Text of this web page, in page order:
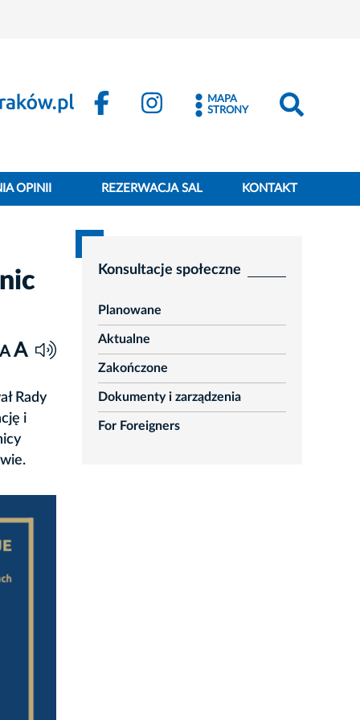
MAPA
STRONY
OPINII REZERWACJA SAL KONTAKT
A A
Rady
i
Konsultacje społeczne
Planowane
Aktualne
Zakończone
Dokumenty i zarządzenia
For Foreigners